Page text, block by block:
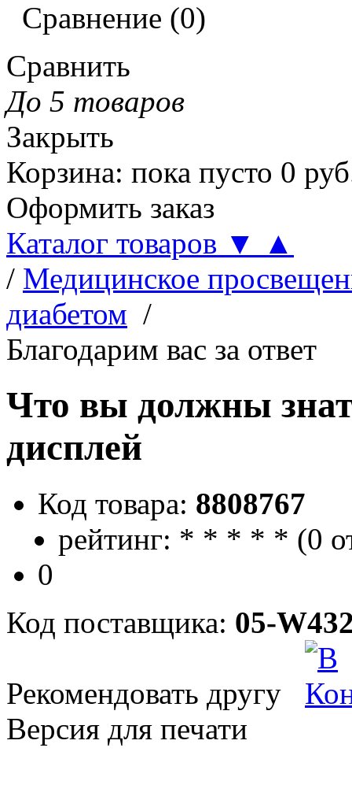
Сравнение (0)
Сравнить
До 5 товаров
Закрыть
Корзина: пока пусто 0
Оформить заказ
Каталог товаров ▼
▲
/ Медицинское
диабетом /
Благодарим вас за ответ
Что вы должны
дисплей
Код товара: 8808767
рейтинг: * * * * * (0
0
Код поставщика: 05-
Рекомендовать другу
Версия для печати